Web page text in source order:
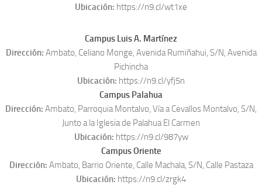
Ubicación: https://n9.cl/wt1xe
Campus Luis A. Martínez
Dirección: Ambato, Celiano Monge, Avenida Rumiñahui, S/N, Avenida
Pichincha
Ubicación: https://n9.cl/yfj5n
Campus Palahua
Dirección: Ambato, Parroquia Montalvo, Vía a Cevallos Montalvo, S/N,
Junto a la Iglesia de Palahua El Carmen
Ubicación: https://n9.cl/987yw
Campus Oriente
Dirección: Ambato, Barrio Oriente, Calle Machala, S/N, Calle Pastaza
Ubicación: https://n9.cl/zrgk4